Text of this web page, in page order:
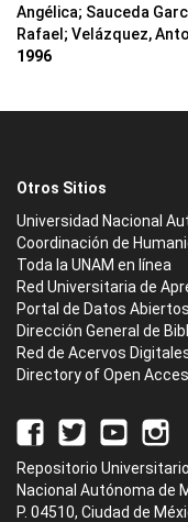
Angélica; Sauceda
Rafael; Velázquez,
1996
Otros Sitios
Universidad Nacional
Coordinación de
Toda la UNAM en línea
Red Universitaria de
Portal de Datos Abiertos
Dirección General de
Red de Acervos
Directory of Open
Repositorio
Nacional Autónoma de
P. 04510, Ciudad de